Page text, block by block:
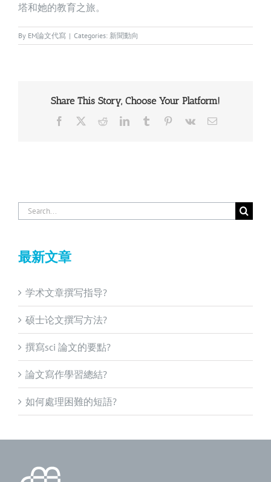
塔和她的教育之旅。
By EM論文代寫 | Categories: 新聞動向
Share This Story, Choose Your Platform!
Facebook RedditLinkedInTumblr Pinterest
Vk Email
Search
for:
最新文章
学术文章撰写指导?
硕士论文撰写方法?
撰寫sci 論文的要點?
論文寫作學習總結?
如何處理困難的短語?